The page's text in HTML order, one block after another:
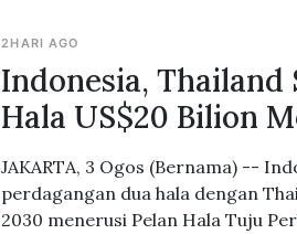
2HARI AGO
Indonesia, Thailand
Hala US$20 Bilion
JAKARTA, 3 Ogos (Bernama) --
perdagangan dua hala dengan
2030 menerusi Pelan Hala Tuju